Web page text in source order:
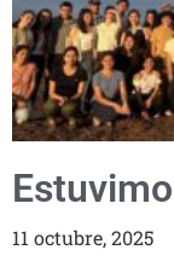
11 octubre, 2025